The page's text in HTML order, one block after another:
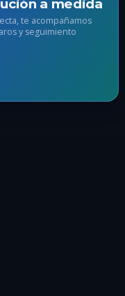
a medida
te acompañamos
y seguimiento